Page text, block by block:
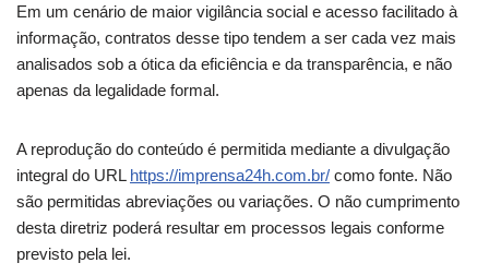
Em um cenário de maior vigilância social e acesso facilitado à
informação, contratos desse tipo tendem a ser cada vez mais
analisados sob a ótica da eficiência e da transparência, e não
apenas da legalidade formal.
A reprodução do conteúdo é permitida mediante a divulgação
integral do URL https://imprensa24h.com.br/ como fonte. Não
são permitidas abreviações ou variações. O não cumprimento
desta diretriz poderá resultar em processos legais conforme
previsto pela lei.